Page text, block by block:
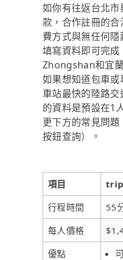
如你有往返台北
款，合作註冊的
費方式與無任何
填寫資料即可完
Zhongshan和宜
如果想知道包車
車站最快的陸路
的資料是預設在1
更下方的常見問
按鈕查詢）。
項目
行程時間
55
每人價格
優點